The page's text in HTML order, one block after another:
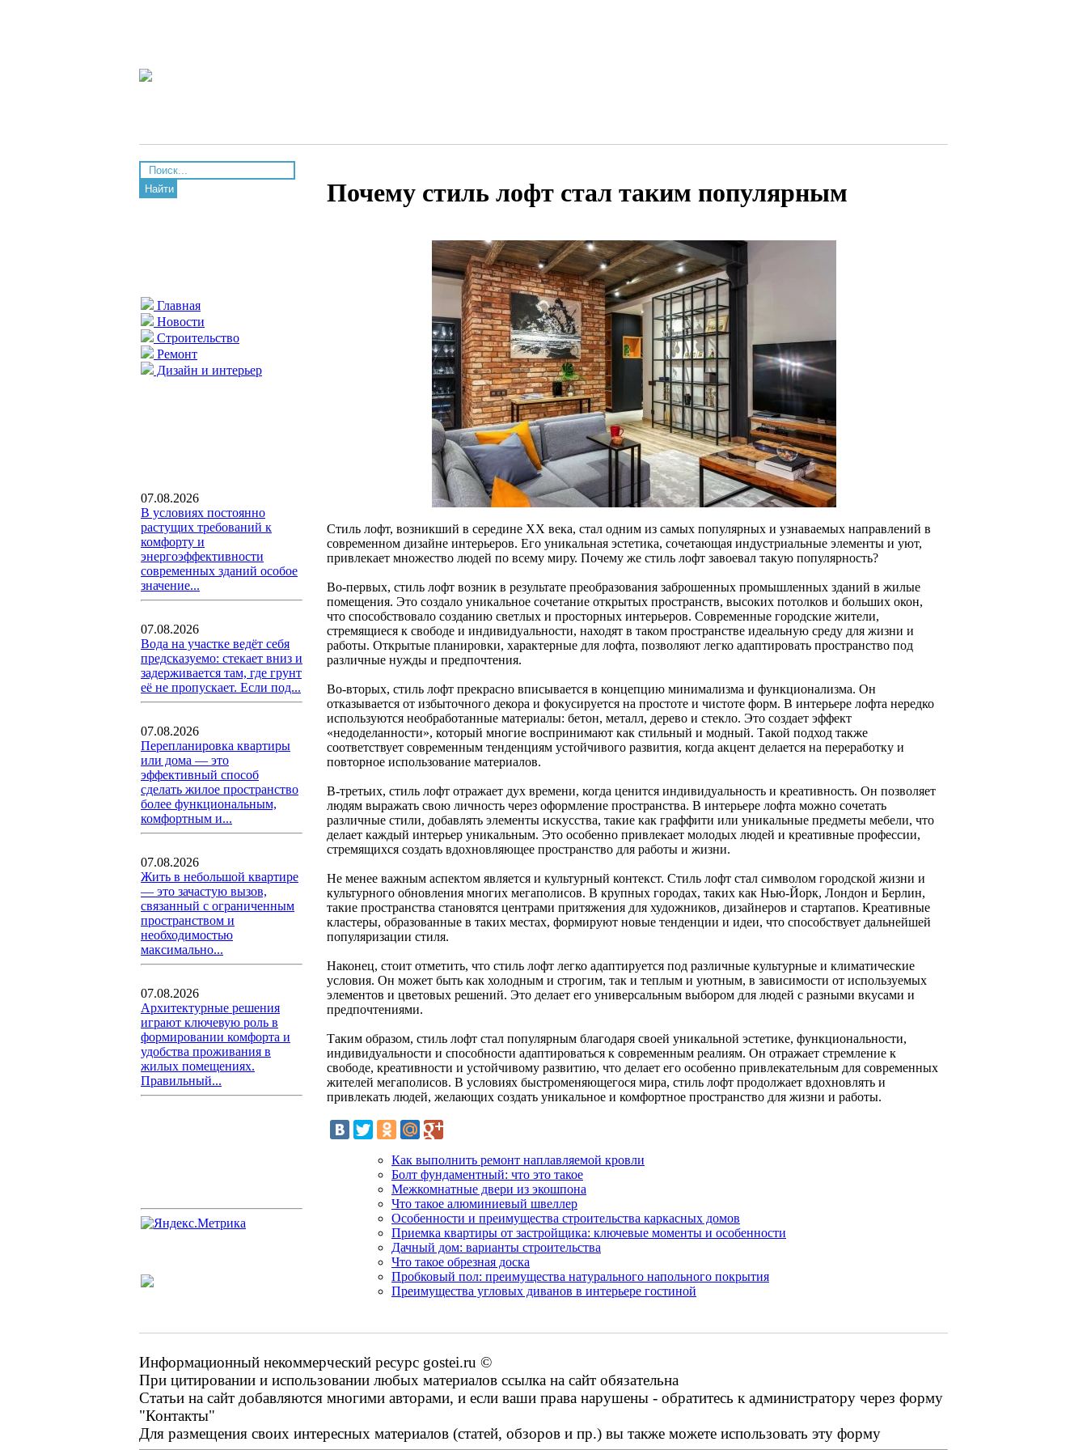
Найти
Главная
Новости
Строительство
Ремонт
Дизайн и интерьер
07.08.2026
В условиях постоянно
растущих требований к
комфорту и
энергоэффективности
современных зданий особое
значение...
07.08.2026
Вода на участке ведёт себя
предсказуемо: стекает вниз и
задерживается там, где грунт
её не пропускает. Если под...
07.08.2026
Перепланировка квартиры
или дома — это
эффективный способ
сделать жилое пространство
более функциональным,
комфортным и...
07.08.2026
Жить в небольшой квартире
— это зачастую вызов,
связанный с ограниченным
пространством и
необходимостью
максимально...
07.08.2026
Архитектурные решения
играют ключевую роль в
формировании комфорта и
удобства проживания в
жилых помещениях.
Правильный...
Почему стиль лофт стал таким популярным
Стиль лофт, возникший в середине XX века, стал одним из самых популярных и узнаваемых направлений в
современном дизайне интерьеров. Его уникальная эстетика, сочетающая индустриальные элементы и уют,
привлекает множество людей по всему миру. Почему же стиль лофт завоевал такую популярность?
Во-первых, стиль лофт возник в результате преобразования заброшенных промышленных зданий в жилые
помещения. Это создало уникальное сочетание открытых пространств, высоких потолков и больших окон,
что способствовало созданию светлых и просторных интерьеров. Современные городские жители,
стремящиеся к свободе и индивидуальности, находят в таком пространстве идеальную среду для жизни и
работы. Открытые планировки, характерные для лофта, позволяют легко адаптировать пространство под
различные нужды и предпочтения.
Во-вторых, стиль лофт прекрасно вписывается в концепцию минимализма и функционализма. Он
отказывается от избыточного декора и фокусируется на простоте и чистоте форм. В интерьере лофта нередко
используются необработанные материалы: бетон, металл, дерево и стекло. Это создает эффект
«недоделанности», который многие воспринимают как стильный и модный. Такой подход также
соответствует современным тенденциям устойчивого развития, когда акцент делается на переработку и
повторное использование материалов.
В-третьих, стиль лофт отражает дух времени, когда ценится индивидуальность и креативность. Он позволяет
людям выражать свою личность через оформление пространства. В интерьере лофта можно сочетать
различные стили, добавлять элементы искусства, такие как граффити или уникальные предметы мебели, что
делает каждый интерьер уникальным. Это особенно привлекает молодых людей и креативные профессии,
стремящихся создать вдохновляющее пространство для работы и жизни.
Не менее важным аспектом является и культурный контекст. Стиль лофт стал символом городской жизни и
культурного обновления многих мегаполисов. В крупных городах, таких как Нью-Йорк, Лондон и Берлин,
такие пространства становятся центрами притяжения для художников, дизайнеров и стартапов. Креативные
кластеры, образованные в таких местах, формируют новые тенденции и идеи, что способствует дальнейшей
популяризации стиля.
Наконец, стоит отметить, что стиль лофт легко адаптируется под различные культурные и климатические
условия. Он может быть как холодным и строгим, так и теплым и уютным, в зависимости от используемых
элементов и цветовых решений. Это делает его универсальным выбором для людей с разными вкусами и
предпочтениями.
Таким образом, стиль лофт стал популярным благодаря своей уникальной эстетике, функциональности,
индивидуальности и способности адаптироваться к современным реалиям. Он отражает стремление к
свободе, креативности и устойчивому развитию, что делает его особенно привлекательным для современных
жителей мегаполисов. В условиях быстроменяющегося мира, стиль лофт продолжает вдохновлять и
привлекать людей, желающих создать уникальное и комфортное пространство для жизни и работы.
Как выполнить ремонт наплавляемой кровли
Болт фундаментный: что это такое
Межкомнатные двери из экошпона
Что такое алюминиевый швеллер
Особенности и преимущества строительства каркасных домов
Приемка квартиры от застройщика: ключевые моменты и особенности
Дачный дом: варианты строительства
Что такое обрезная доска
Пробковый пол: преимущества натурального напольного покрытия
Преимущества угловых диванов в интерьере гостиной
Информационный некоммерческий ресурс gostei.ru ©
При цитировании и использовании любых материалов ссылка на сайт обязательна
Статьи на сайт добавляются многими авторами, и если ваши права нарушены - обратитесь к администратору через форму
"Контакты"
Для размещения своих интересных материалов (статей, обзоров и пр.) вы также можете использовать эту форму